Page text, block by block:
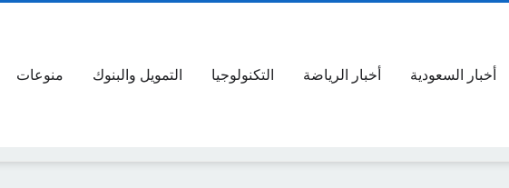
أخبار السعودية أخبار الرياضة التكنولوجيا التمويل والبنوك منوعات